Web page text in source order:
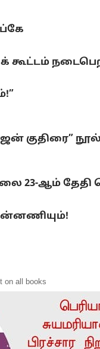
கூட்டம்
குதிரை”
23-ஆம் தேதி
on all books